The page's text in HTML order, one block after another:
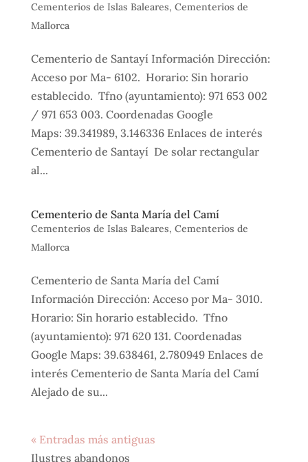
Cementerios de Islas Baleares, Cementerios de
Mallorca
Cementerio de Santayí Información Dirección:
Acceso por Ma- 6102. Horario: Sin horario
establecido. Tfno (ayuntamiento): 971 653 002
/ 971 653 003. Coordenadas Google
Maps: 39.341989, 3.146336 Enlaces de interés
Cementerio de Santayí De solar rectangular
al...
Cementerio de Santa María del Camí
Cementerios de Islas Baleares, Cementerios de
Mallorca
Cementerio de Santa María del Camí
Información Dirección: Acceso por Ma- 3010.
Horario: Sin horario establecido. Tfno
(ayuntamiento): 971 620 131. Coordenadas
Google Maps: 39.638461, 2.780949 Enlaces de
interés Cementerio de Santa María del Camí
Alejado de su...
« Entradas más antiguas
Ilustres abandonos